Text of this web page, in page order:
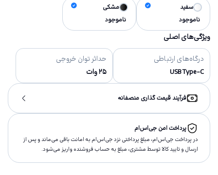
سفید
ناموجود
مشکی
ناموجود
ویژگی‌های اصلی
درگاه‌های ارتباطی
USB Type-C
حداثر توان خروجی
۲۵ وات
فرآیند قیمت گذاری منصفانه
پرداخت امن جی‌اس‌ام
در پرداخت جی‌اس‌ام، مبلغ پرداختى نزد جی‌اس‌ام به امانت باقى مى‌ماند و پس از
ارسال و تاييد كالا توسط مشتری، مبلغ به حساب فروشنده واريز مى‌شود.